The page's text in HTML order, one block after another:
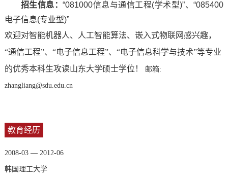
招生信息：“081000信息与通信工程(学术型)”、“085400
电子信息(专业型)”
欢迎对智能机器人、人工智能算法、嵌入式物联网感兴趣，
“通信工程”、“电子信息工程”、“电子信息科学与技术”等专业
的优秀本科生攻读山东大学硕士学位！
邮箱:
zhangliang@sdu.edu.cn
教育经历
2008-03 — 2012-06
韩国理工大学